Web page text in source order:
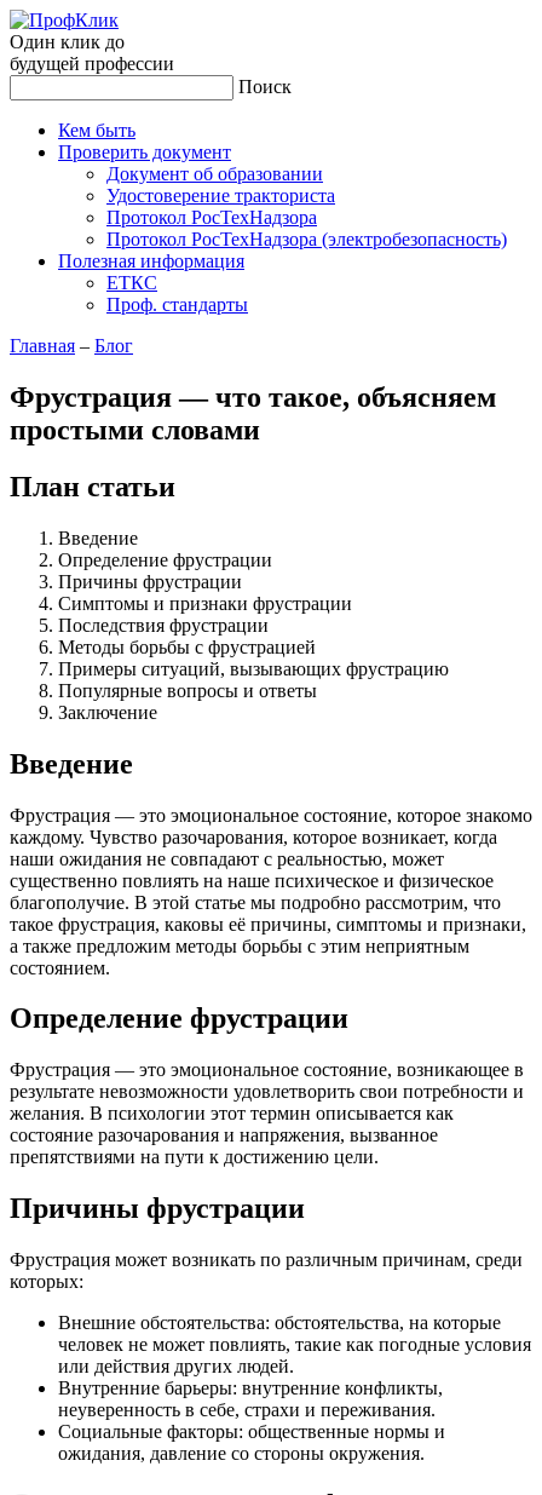
Один клик до
будущей профессии
Поиск
Кем быть
Проверить документ
Документ об образовании
Удостоверение тракториста
Протокол РосТехНадзора
Протокол РосТехНадзора (электробезопасность)
Полезная информация
ЕТКС
Проф. стандарты
Главная – Блог
Фрустрация — что такое, объясняем
простыми словами
План статьи
Введение
Определение фрустрации
Причины фрустрации
Симптомы и признаки фрустрации
Последствия фрустрации
Методы борьбы с фрустрацией
Примеры ситуаций, вызывающих фрустрацию
Популярные вопросы и ответы
Заключение
Введение
Фрустрация — это эмоциональное состояние, которое знакомо
каждому. Чувство разочарования, которое возникает, когда
наши ожидания не совпадают с реальностью, может
существенно повлиять на наше психическое и физическое
благополучие. В этой статье мы подробно рассмотрим, что
такое фрустрация, каковы её причины, симптомы и признаки,
а также предложим методы борьбы с этим неприятным
состоянием.
Определение фрустрации
Фрустрация — это эмоциональное состояние, возникающее в
результате невозможности удовлетворить свои потребности и
желания. В психологии этот термин описывается как
состояние разочарования и напряжения, вызванное
препятствиями на пути к достижению цели.
Причины фрустрации
Фрустрация может возникать по различным причинам, среди
которых:
Внешние обстоятельства: обстоятельства, на которые
человек не может повлиять, такие как погодные условия
или действия других людей.
Внутренние барьеры: внутренние конфликты,
неуверенность в себе, страхи и переживания.
Социальные факторы: общественные нормы и
ожидания, давление со стороны окружения.